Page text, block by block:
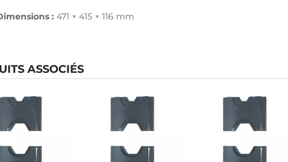
: 471 × 415 × 116 mm
ASSOCIÉS